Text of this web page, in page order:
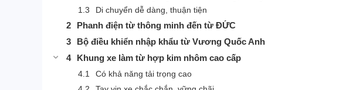
Di chuyển dễ dàng, thuận tiện
Phanh điện từ thông minh đến từ ĐỨC
Bộ điều khiển nhập khẩu từ Vương Quốc Anh
Khung xe làm từ hợp kim nhôm cao cấp
Có khả năng tải trọng cao